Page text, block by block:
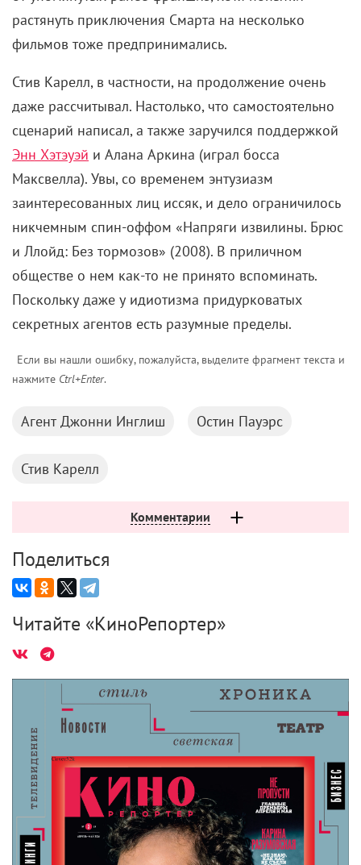
Шутки даже шутятся. Какие-то, возможно, способны
выжать улыбку. Но такую, знаете, кислую,
флаг означает смерть» патологически несмешной.
Он столь же неприкаян, как населяющие его
действующие лица: задуман вроде бы как
деконструкцияпиратства, а зачем и кому это
нужно, не ведают и сами создатели. И оттого
сериал вызывает лишь тоску, экзистенциальную
притом. Прямо как в известной песенке:
совершенно неясно, что с этим всем делать, – или
плыть, или тонуть.
Если вы нашли ошибку, пожалуйста, выделите фрагмент текста и
нажмитеCtrl+Enter
Наш флаг означает смерть Тайка Вайтити
Поделиться
Читайте «КиноРепортер»